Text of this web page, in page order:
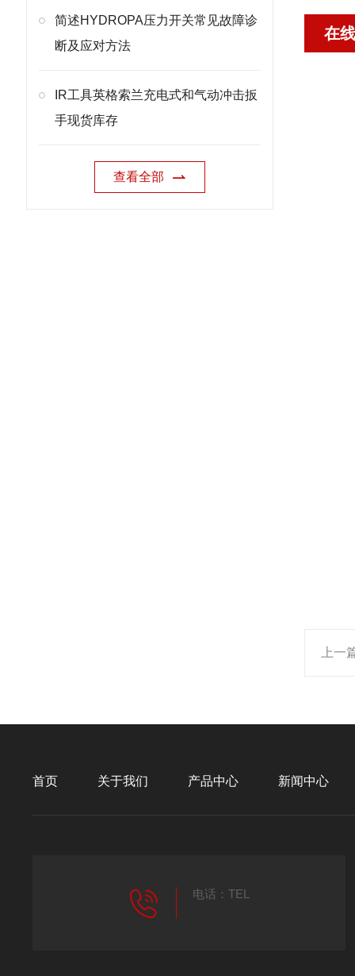
简述HYDROPA压力开关常见故障诊
断及应对方法
IR工具英格索兰充电式和气动冲击扳
手现货库存
查看全部
在
上一
首页 关于我们 产品中心 新闻中心
电话：TEL